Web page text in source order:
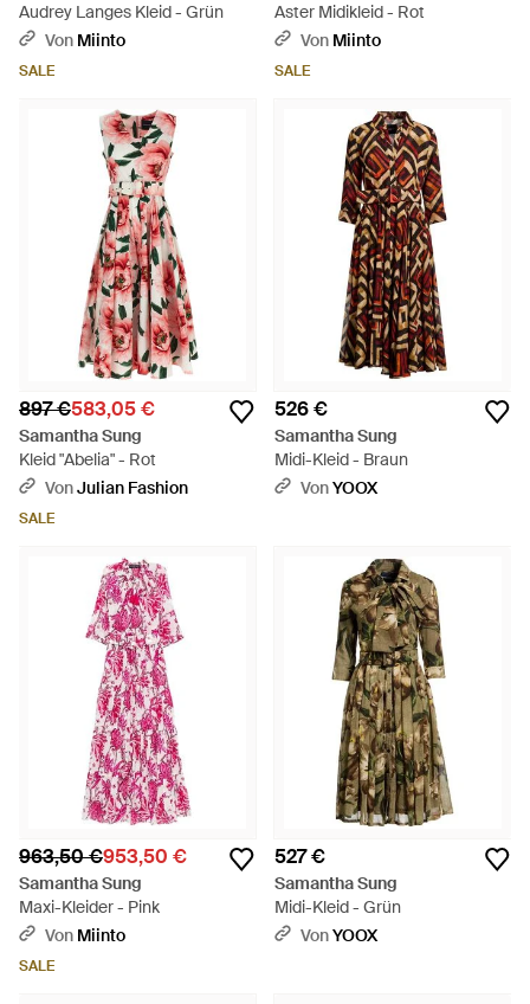
Audrey Langes Kleid - Grün
Von Miinto
SALE
Aster Midikleid - Rot
Von Miinto
SALE
897 €583,05 €
Samantha Sung
Kleid "Abelia" - Rot
VonJulian Fashion
SALE
526 €
Samantha Sung
Midi-Kleid - Braun
VonYOOX
963,50 €953,50 €
Samantha Sung
Maxi-Kleider - Pink
Von Miinto
SALE
527 €
Samantha Sung
Midi-Kleid - Grün
VonYOOX